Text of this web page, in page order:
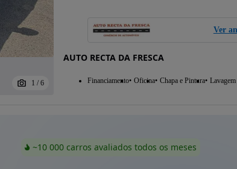
1 / 6
Ver
AUTO RECTA DA FRESCA
Financiamento Oficina Chapa e Pintura Lavagem
~10 000 carros avaliados todos os meses